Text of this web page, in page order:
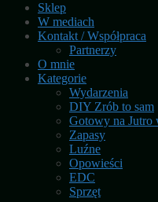
Sklep
W mediach
Kontakt / Współpraca
Partnerzy
O mnie
Kategorie
Wydarzenia
DIY Zrób to sam
Gotowy na Jutro
Zapasy
Luźne
Opowieści
EDC
Sprzęt